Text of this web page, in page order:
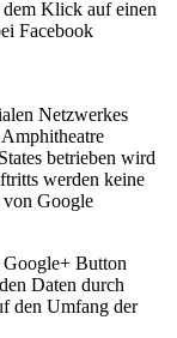
Klick auf einen
Facebook
Netzwerkes
betrieben wird
werden keine
von Google
Button
Daten durch
den Umfang der